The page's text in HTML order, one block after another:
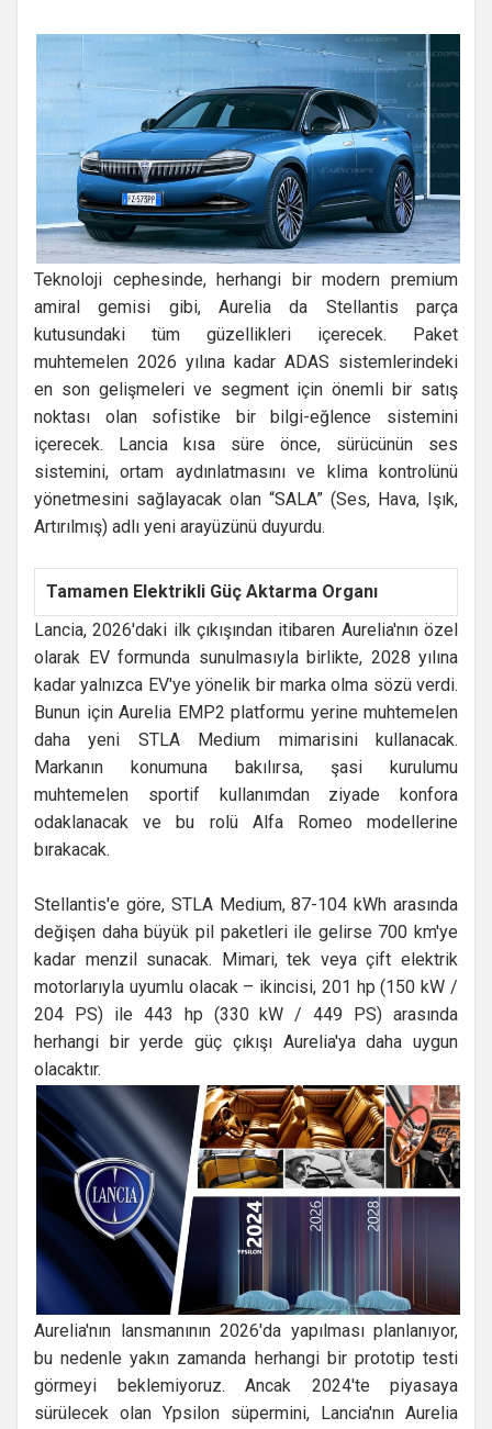
Teknoloji cephesinde, herhangi bir modern premium
amiral gemisi gibi, Aurelia da Stellantis parça
kutusundaki tüm güzellikleri içerecek. Paket
muhtemelen 2026 yılına kadar ADAS sistemlerindeki
en son gelişmeleri ve segment için önemli bir satış
noktası olan sofistike bir bilgi-eğlence sistemini
içerecek. Lancia kısa süre önce, sürücünün ses
sistemini, ortam aydınlatmasını ve klima kontrolünü
yönetmesini sağlayacak olan “SALA” (Ses, Hava, Işık,
Artırılmış) adlı yeni arayüzünü duyurdu.
Tamamen Elektrikli Güç Aktarma Organı
Lancia, 2026'daki ilk çıkışından itibaren Aurelia'nın özel
olarak EV formunda sunulmasıyla birlikte, 2028 yılına
kadar yalnızca EV'ye yönelik bir marka olma sözü verdi.
Bunun için Aurelia EMP2 platformu yerine muhtemelen
daha yeni STLA Medium mimarisini kullanacak.
Markanın konumuna bakılırsa, şasi kurulumu
muhtemelen sportif kullanımdan ziyade konfora
odaklanacak ve bu rolü Alfa Romeo modellerine
bırakacak.
Stellantis'e göre, STLA Medium, 87-104 kWh arasında
değişen daha büyük pil paketleri ile gelirse 700 km'ye
kadar menzil sunacak. Mimari, tek veya çift elektrik
motorlarıyla uyumlu olacak – ikincisi, 201 hp (150 kW /
204 PS) ile 443 hp (330 kW / 449 PS) arasında
herhangi bir yerde güç çıkışı Aurelia'ya daha uygun
olacaktır.
Aurelia'nın lansmanının 2026'da yapılması planlanıyor,
bu nedenle yakın zamanda herhangi bir prototip testi
görmeyi beklemiyoruz. Ancak 2024'te piyasaya
sürülecek olan Ypsilon süpermini, Lancia'nın Aurelia